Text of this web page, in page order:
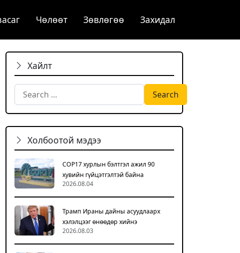
Чѳлѳѳт Зөвлөгөө Захидал
Хайлт
Search for:
Холбоотой мэдээ
COP17 хурлын бэлтгэл ажил 90
хувийн гүйцэтгэлтэй байна
2026.08.04
Трамп Ираны дайны асуудлаарх
хэлэлцээг өнөөдөр хийнэ
2026.08.03